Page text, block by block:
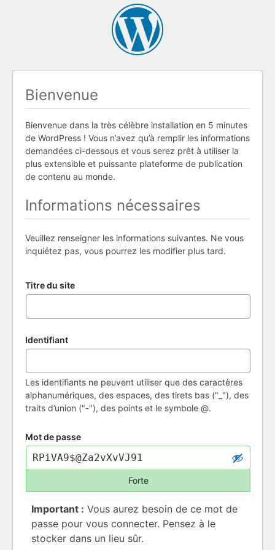
Bienvenue
Bienvenue dans la très célèbre installation en 5 minutes
de WordPress ! Vous n’avez qu’à remplir les informations
demandées ci-dessous et vous serez prêt à utiliser la
plus extensible et puissante plateforme de publication
de contenu au monde.
Informations nécessaires
Veuillez renseigner les informations suivantes. Ne vous
inquiétez pas, vous pourrez les modifier plus tard.
Titre du site
Identifiant
Les identifiants ne peuvent utiliser que des caractères
alphanumériques, des espaces, des tirets bas ("_"), des
traits d’union ("-"), des points et le symbole @.
Mot de passe
Forte
Important : Vous aurez besoin de ce mot de
passe pour vous connecter. Pensez à le
stocker dans un lieu sûr.